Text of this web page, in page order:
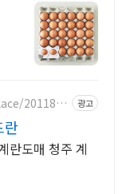
2011872
광고
란
란도매 청주 계